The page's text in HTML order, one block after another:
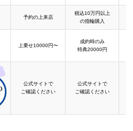
予約の上来店
税込10万円以上
の指輪購入
上乗せ10000円〜
成約時のみ
特典20000円
公式サイトで
ご確認ください
公式サイトで
ご確認ください